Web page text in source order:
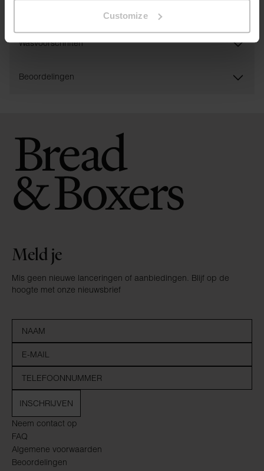
Customize
Wasvoorschriften
Beoordelingen
Neem contact op
FAQ
Algemene voorwaarden
Beoordelingen
Meld je
Mis geen nieuwe lanceringen of aanbiedingen. Blijf op de
hoogte met onze nieuwsbrief
INSCHRIJVEN